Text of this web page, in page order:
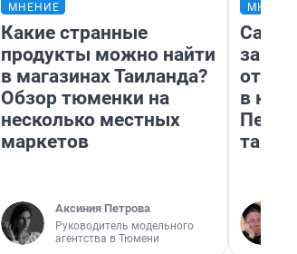
МНЕНИЕ
Какие странные
продукты можно найти
в магазинах Таиланда?
Обзор тюменки на
несколько местных
маркетов
Аксиния Петрова
Руководитель модельного
агентства в Тюмени
в
там